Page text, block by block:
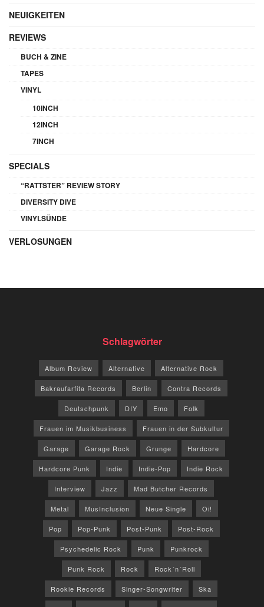
NEUIGKEITEN
REVIEWS
BUCH & ZINE
TAPES
VINYL
10INCH
12INCH
7INCH
SPECIALS
“RATTSTER” REVIEW STORY
DIVERSITY DIVE
VINYLSÜNDE
VERLOSUNGEN
Schlagwörter
Album Review Alternative Alternative Rock
Bakraufarfita Records Berlin Contra Records
Deutschpunk DIY Emo Folk
Frauen im Musikbusiness Frauen in der Subkultur
Garage Garage Rock Grunge Hardcore
Hardcore Punk Indie Indie-Pop Indie Rock
Interview Jazz Mad Butcher Records
Metal MusInclusion Neue Single Oi!
Pop Pop-Punk Post-Punk Post-Rock
Psychedelic Rock Punk Punkrock
Punk Rock Rock Rock´n´Roll
Rookie Records Singer-Songwriter Ska